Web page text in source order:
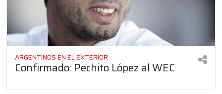
ARGENTINOS EN EL EXTERIOR
Confirmado: Pechito López al WEC